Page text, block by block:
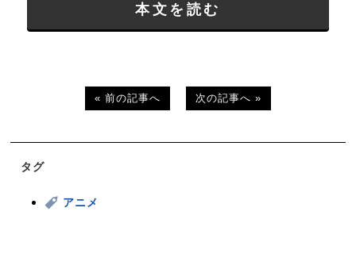
本文を読む
« 前の記事へ 次の記事へ »
タグ
アニメ